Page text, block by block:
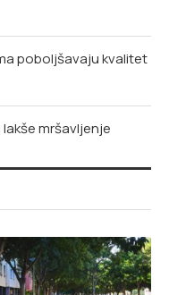
poboljšavaju kvalitet
mršavljenje